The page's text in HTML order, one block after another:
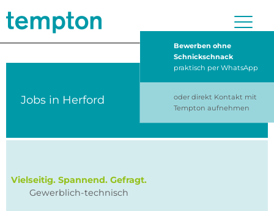
Bewerben ohne
Schnickschnack
praktisch per WhatsApp
oder direkt Kontakt mit
Tempton aufnehmen
Jobs in Herford
Vielseitig. Spannend. Gefragt.
Gewerblich-technisch